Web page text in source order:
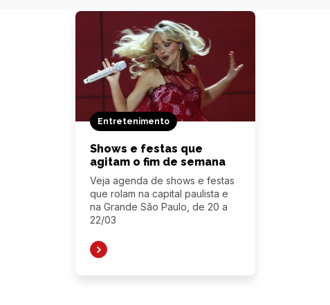
Entretenimento
Shows e festas que
agitam o fim de semana
Veja agenda de shows e festas
que rolam na capital paulista e
na Grande São Paulo, de 20 a
22/03